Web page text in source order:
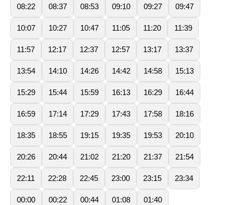
08:22 08:37 08:53 09:10 09:27 09:47
10:07 10:27 10:47 11:05 11:20 11:39
11:57 12:17 12:37 12:57 13:17 13:37
13:54 14:10 14:26 14:42 14:58 15:13
15:29 15:44 15:59 16:13 16:29 16:44
16:59 17:14 17:29 17:43 17:58 18:16
18:35 18:55 19:15 19:35 19:53 20:10
20:26 20:44 21:02 21:20 21:37 21:54
22:11 22:28 22:45 23:00 23:15 23:34
00:00 00:22 00:44 01:08 01:40